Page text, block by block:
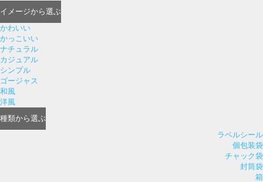
イメージから選ぶ
かわいい
かっこいい
ナチュラル
カジュアル
シンプル
ゴージャス
和風
洋風
種類から選ぶ
ラベルシール
個包装袋
チャック袋
封筒袋
箱